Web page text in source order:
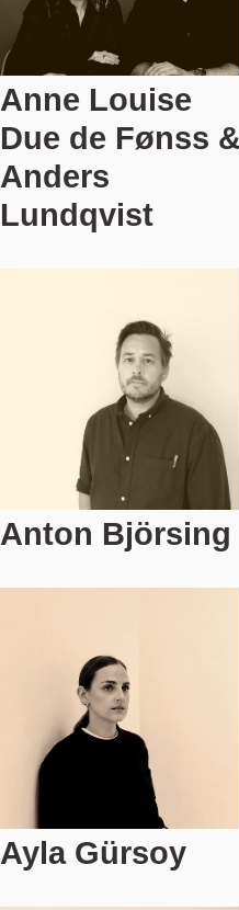
Anne Louise
Due de Fønss &
Anders
Lundqvist
Anton Björsing
Ayla Gürsoy